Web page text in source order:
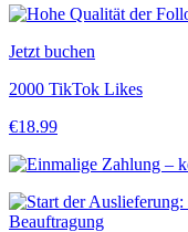
Jetzt buchen
2000 TikTok Likes
€18.99
Beauftragung